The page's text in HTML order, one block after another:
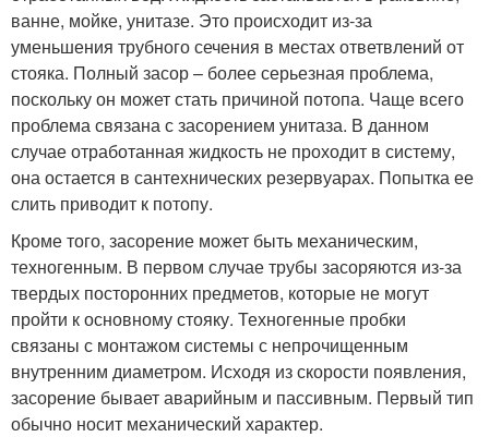
ванне, мойке, унитазе. Это происходит из-за
уменьшения трубного сечения в местах ответвлений от
стояка. Полный засор – более серьезная проблема,
поскольку он может стать причиной потопа. Чаще всего
проблема связана с засорением унитаза. В данном
случае отработанная жидкость не проходит в систему,
она остается в сантехнических резервуарах. Попытка ее
слить приводит к потопу.
Кроме того, засорение может быть механическим,
техногенным. В первом случае трубы засоряются из-за
твердых посторонних предметов, которые не могут
пройти к основному стояку. Техногенные пробки
связаны с монтажом системы с непрочищенным
внутренним диаметром. Исходя из скорости появления,
засорение бывает аварийным и пассивным. Первый тип
обычно носит механический характер.